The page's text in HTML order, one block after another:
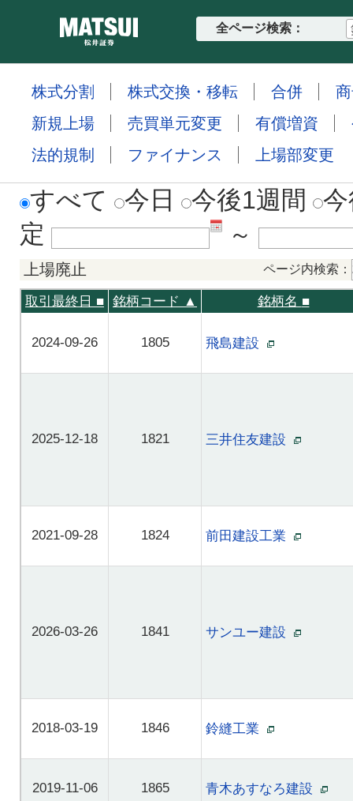
全ページ検索：
株式分割 株式交換・移転 合併
新規上場
売買単元変更 有償増資
法的規制
ファイナンス 上場部変更
すべて 今日 今後1週間
定
～
上場廃止 ページ内検索：
取引最終日 ■ 銘柄コード ▲ 銘柄名 ■
2024-09-26 1805 飛島建設
2025-12-18 1821 三井住友建設
2021-09-28 1824 前田建設工業
2026-03-26 1841 サンユー建設
2018-03-19 1846 鈴縫工業
2019-11-06 1865 青木あすなろ建設